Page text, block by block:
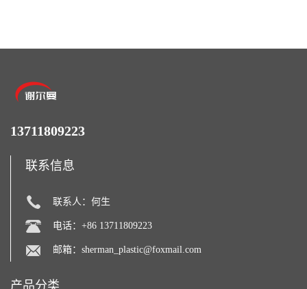
13711809223
联系信息
联系人：何生
电话：+86 13711809223
邮箱： sherman_plastic@foxmail.com
产品分类